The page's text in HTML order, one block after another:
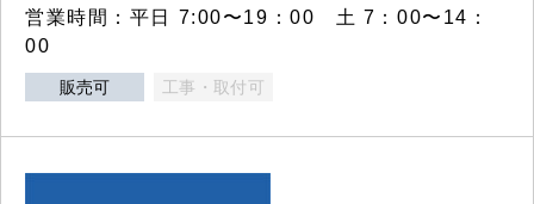
営業時間：平日 7:00〜19：00 土 7：00〜14：
00
販売可 工事・取付可